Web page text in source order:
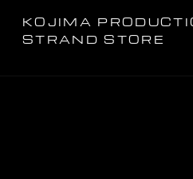
KOJIMA
STRAND STORE